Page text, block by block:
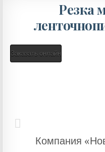
Резка
Заказать онлайн
Компания